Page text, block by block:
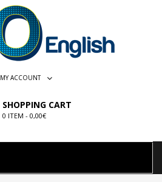
MY ACCOUNT
SHOPPING CART
0 ITEM - 0,00€